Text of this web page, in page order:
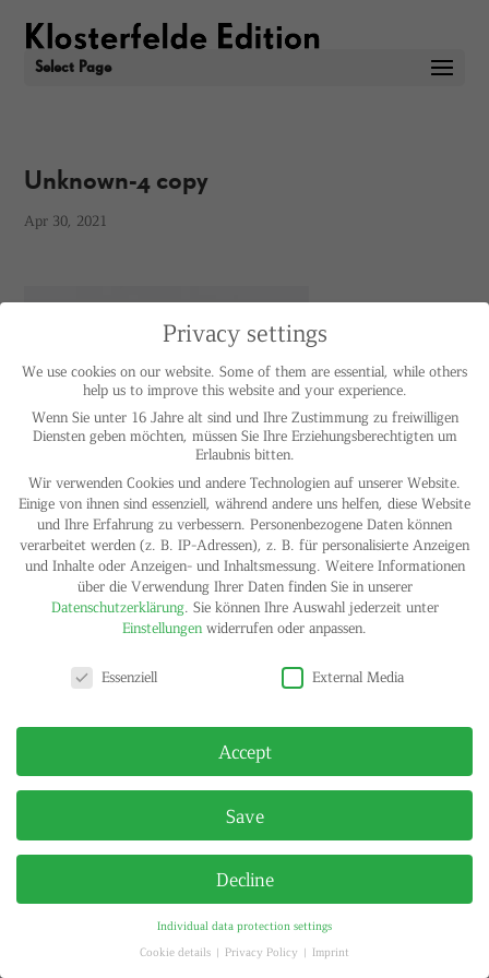
Select Page
Unknown-4 copy
Apr 30, 2021
IMPRINT
PRIVACY POLICY
© HELGA MARIA KLOSTERFELDE | ALL RIGHTS RESERVED
Privacy settings
We use cookies on our website. Some of them are essential, while others
help us to improve this website and your experience.
Wenn Sie unter 16 Jahre alt sind und Ihre Zustimmung zu freiwilligen
Diensten geben möchten, müssen Sie Ihre Erziehungsberechtigten um
Erlaubnis bitten.
Wir verwenden Cookies und andere Technologien auf unserer Website.
Einige von ihnen sind essenziell, während andere uns helfen, diese Website
und Ihre Erfahrung zu verbessern. Personenbezogene Daten können
verarbeitet werden (z. B. IP-Adressen), z. B. für personalisierte Anzeigen
und Inhalte oder Anzeigen- und Inhaltsmessung. Weitere Informationen
über die Verwendung Ihrer Daten finden Sie in unserer
Datenschutzerklärung. Sie können Ihre Auswahl jederzeit unter
Einstellungen widerrufen oder anpassen.
Essenziell
External Media
Accept
Save
Decline
Individual data protection settings
Cookie details
Privacy Policy Imprint